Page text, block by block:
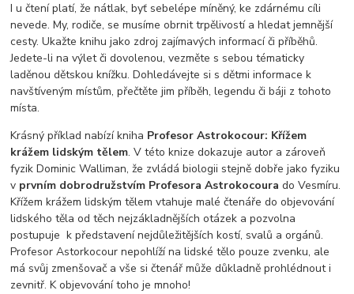
I u čtení platí, že nátlak, byť sebelépe míněný, ke zdárnému cíli
nevede. My, rodiče, se musíme obrnit trpělivostí a hledat jemnější
cesty. Ukažte knihu jako zdroj zajímavých informací či příběhů.
Jedete-li na výlet či dovolenou, vezměte s sebou tématicky
laděnou dětskou knížku. Dohledávejte si s dětmi informace k
navštíveným místům, přečtěte jim příběh, legendu či báji z tohoto
místa.
Krásný příklad nabízí kniha Profesor Astrokocour: Křížem
krážem lidským tělem. V této knize dokazuje autor a zároveň
fyzik Dominic Walliman, že zvládá biologii stejně dobře jako fyziku
v prvním dobrodružstvím Profesora Astrokocoura do Vesmíru.
Křížem krážem lidským tělem vtahuje malé čtenáře do objevování
lidského těla od těch nejzákladnějších otázek a pozvolna
postupuje k představení nejdůležitějších kostí, svalů a orgánů.
Profesor Astorkocour nepohlíží na lidské tělo pouze zvenku, ale
má svůj zmenšovač a vše si čtenář může důkladně prohlédnout i
zevnitř. K objevování toho je mnoho!